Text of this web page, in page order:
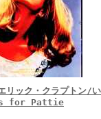
ック・クラプトン/
for Pattie